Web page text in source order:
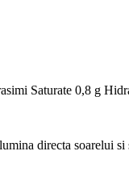
Saturate 0,8 g
directa soarelui si